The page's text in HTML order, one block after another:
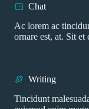
Chat
Ac lorem ac
ornare est, at. Sit et
Writing
Tincidunt